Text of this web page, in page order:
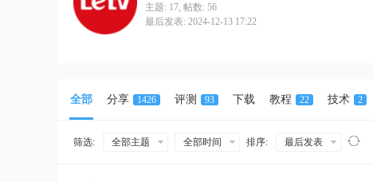
主题: 17, 帖数: 56
最后发表: 2024-12-13 17:22
全部 分享 1426 评测 93 下载 教程 22 技术 2
筛选: 全部主题 全部时间 排序: 最后发表